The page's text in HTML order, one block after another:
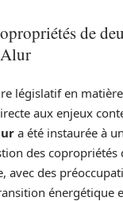
de
législatif en
aux enjeux
a été instaurée à
des copropriétés
avec des
énergétique